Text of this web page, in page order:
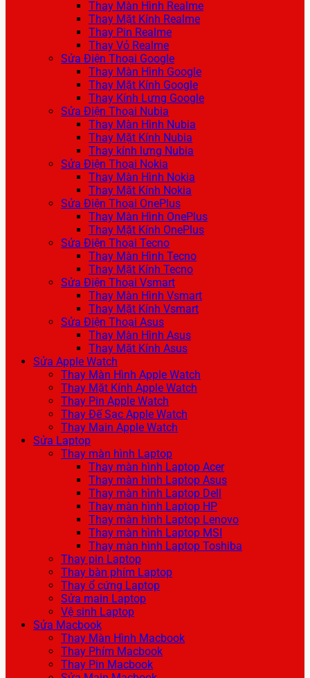
Thay Màn Hình Realme
Thay Mặt Kính Realme
Thay Pin Realme
Thay Vỏ Realme
Sửa Điện Thoại Google
Thay Màn Hình Google
Thay Mặt Kính Google
Thay Kính Lưng Google
Sửa Điện Thoại Nubia
Thay Màn Hình Nubia
Thay Mặt Kính Nubia
Thay kính lưng Nubia
Sửa Điện Thoại Nokia
Thay Màn Hình Nokia
Thay Mặt Kính Nokia
Sửa Điện Thoại OnePlus
Thay Màn Hình OnePlus
Thay Mặt Kính OnePlus
Sửa Điện Thoại Tecno
Thay Màn Hình Tecno
Thay Mặt Kính Tecno
Sửa Điện Thoại Vsmart
Thay Màn Hình Vsmart
Thay Mặt Kính Vsmart
Sửa Điện Thoại Asus
Thay Màn Hình Asus
Thay Mặt Kính Asus
Sửa Apple Watch
Thay Màn Hình Apple Watch
Thay Mặt Kính Apple Watch
Thay Pin Apple Watch
Thay Đế Sạc Apple Watch
Thay Main Apple Watch
Sửa Laptop
Thay màn hình Laptop
Thay màn hình Laptop Acer
Thay màn hình Laptop Asus
Thay màn hình Laptop Dell
Thay màn hình Laptop HP
Thay màn hình Laptop Lenovo
Thay màn hình Laptop MSI
Thay màn hình Laptop Toshiba
Thay pin Laptop
Thay bàn phím Laptop
Thay ổ cứng Laptop
Sửa main Laptop
Vệ sinh Laptop
Sửa Macbook
Thay Màn Hình Macbook
Thay Phím Macbook
Thay Pin Macbook